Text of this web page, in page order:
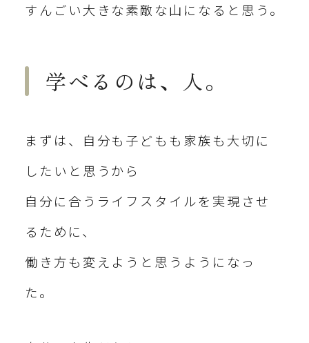
すんごい大きな素敵な山になると思う。
学べるのは、人。
まずは、自分も子どもも家族も大切に
したいと思うから
自分に合うライフスタイルを実現させ
るために、
働き方も変えようと思うようになっ
た。